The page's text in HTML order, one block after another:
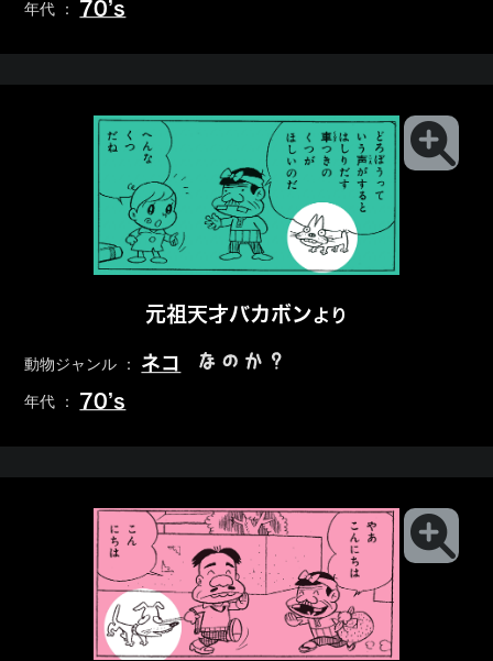
年代 ： 70’s
元祖天才バカボンより
動物ジャンル ： ネコ なのか？
年代 ： 70’s